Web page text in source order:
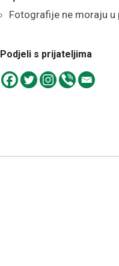
Fotografije ne moraju
Podjeli s prijateljima